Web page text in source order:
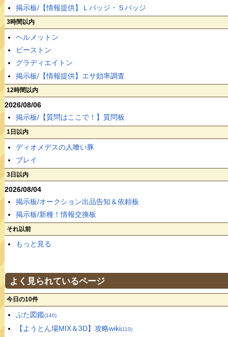
掲示板/【情報提供】Ｌバッジ・Ｓバッジ
3時間以内
ヘルメットン
ビーストン
グラディエイトン
掲示板/【情報提供】エサ効率調査
12時間以内
2026/08/06
掲示板/【質問はここで！】質問板
1日以内
ディオメデスの人喰い豚
ブレイ
3日以内
2026/08/04
掲示板/オークション出品告知＆依頼板
掲示板/新種！情報交換板
それ以前
もっと見る
よく見られているページ
今日の10件
ぶた図鑑(140)
【ようとん場MIX＆3D】攻略wiki(110)